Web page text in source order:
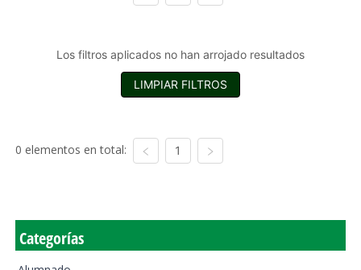
Los filtros aplicados no han arrojado resultados
LIMPIAR FILTROS
0 elementos en total: 1
Categorías